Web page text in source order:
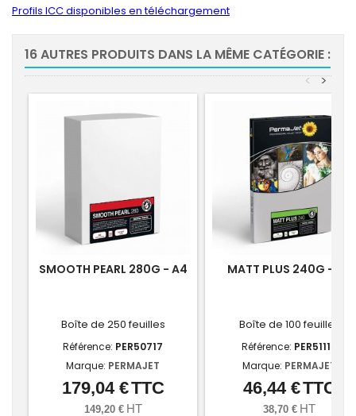
Profils ICC disponibles en téléchargement
16 AUTRES PRODUITS DANS LA MÊME CATÉGORIE :
>
<
SMOOTH PEARL 280G - A4
Boîte de 250 feuilles
Référence: PER50717
Marque: PERMAJET
Prix
179,04 €TTC
149,20 € HT
MATT PLUS 240G - A4
Boîte de 100 feuilles
Référence: PER51115
Marque: PERMAJET
Prix
46,44 €TTC
38,70 € HT